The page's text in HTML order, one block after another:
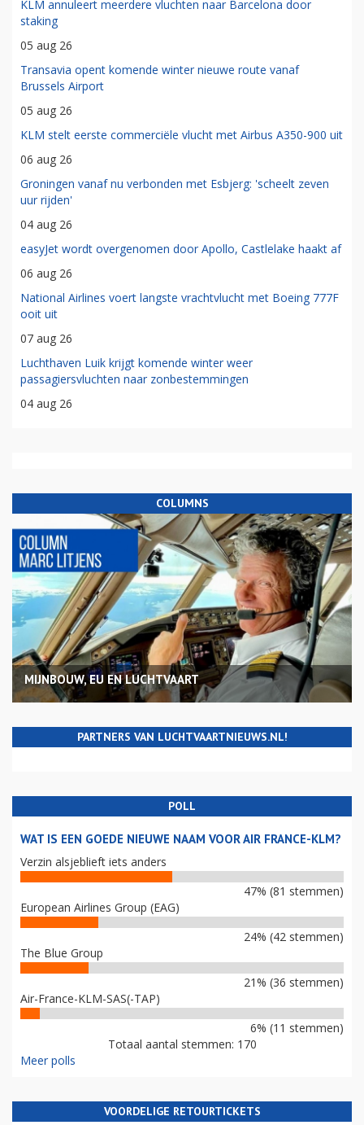
KLM annuleert meerdere vluchten naar Barcelona door
staking
05 aug 26
Transavia opent komende winter nieuwe route vanaf
Brussels Airport
05 aug 26
KLM stelt eerste commerciële vlucht met Airbus A350-900 uit
06 aug 26
Groningen vanaf nu verbonden met Esbjerg: 'scheelt zeven
uur rijden'
04 aug 26
easyJet wordt overgenomen door Apollo, Castlelake haakt af
06 aug 26
National Airlines voert langste vrachtvlucht met Boeing 777F
ooit uit
07 aug 26
Luchthaven Luik krijgt komende winter weer
passagiersvluchten naar zonbestemmingen
04 aug 26
COLUMNS
MIJNBOUW, EU EN LUCHTVAART
PARTNERS VAN LUCHTVAARTNIEUWS.NL!
POLL
WAT IS EEN GOEDE NIEUWE NAAM VOOR AIR FRANCE-KLM?
Verzin alsjeblieft iets anders
47% (81 stemmen)
European Airlines Group (EAG)
24% (42 stemmen)
The Blue Group
21% (36 stemmen)
Air-France-KLM-SAS(-TAP)
6% (11 stemmen)
Totaal aantal stemmen: 170
Meer polls
VOORDELIGE RETOURTICKETS